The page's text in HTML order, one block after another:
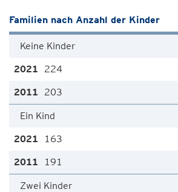
Familien nach Anzahl der Kinder
Keine Kinder
224
203
Ein Kind
163
191
Zwei Kinder